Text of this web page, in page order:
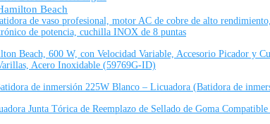
Beach
de vaso profesional, motor AC de cobre de alto
de potencia, cuchilla INOX de 8 puntas
Beach, 600 W, con Velocidad Variable, Accesorio Picador y
Acero Inoxidable (59769G-ID)
de inmersión 225W Blanco – Licuadora (Batidora de
Junta Tórica de Reemplazo de Sellado de Goma